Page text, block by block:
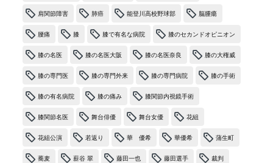
肩関節障害 肺癌 能登川高校野球部 脳腫瘍
腰痛 膝 膝で有名な病院 膝のセカンドオピニオン
膝の名医 膝の名医大阪 膝の名医奈良 膝の大権威
膝の専門医 膝の専門外来 膝の専門病院 膝の手術
膝の有名病院 膝の痛み 膝関節内視鏡手術
膝関節名医 舞台俳優 舞台女優 花組
花組公演 若返り 華 優希 華優希 蒲生町
蕎麦 薪谷 翠 藤田一也 藤田選手 裁判